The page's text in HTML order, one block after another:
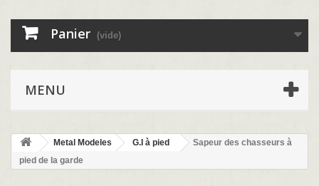
Panier (vide)
MENU
Metal Modeles G.I à pied
Sapeur des chasseurs à
pied de la garde